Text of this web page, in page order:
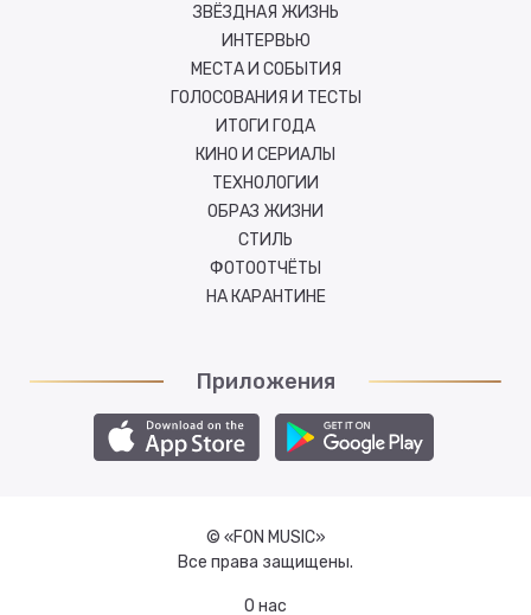
ЗВЁЗДНАЯ ЖИЗНЬ
ИНТЕРВЬЮ
МЕСТА И СОБЫТИЯ
ГОЛОСОВАНИЯ И ТЕСТЫ
ИТОГИ ГОДА
КИНО И СЕРИАЛЫ
ТЕХНОЛОГИИ
ОБРАЗ ЖИЗНИ
СТИЛЬ
ФОТООТЧЁТЫ
НА КАРАНТИНЕ
Приложения
© «FON MUSIC»
Все права защищены.
О нас